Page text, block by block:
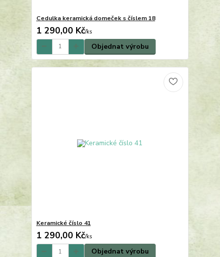
Cedulka keramická domeček s číslem 18
1 290,00 Kč/ks
Objednat výrobu
Keramické číslo 41
1 290,00 Kč/ks
Objednat výrobu